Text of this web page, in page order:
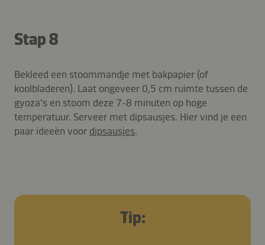
Stap 8
Bekleed een stoommandje met bakpapier (of
koolbladeren). Laat ongeveer 0,5 cm ruimte tussen de
gyoza's en stoom deze 7-8 minuten op hoge
temperatuur. Serveer met dipsausjes. Hier vind je een
paar ideeën voor dipsausjes.
Tip: